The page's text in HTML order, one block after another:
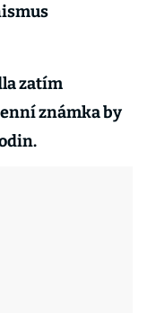
zatím
známka by